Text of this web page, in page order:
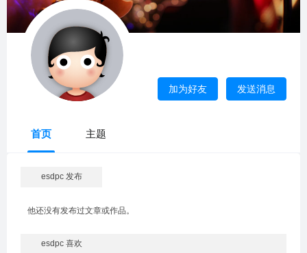
这里显示的是设置的“自我介绍”
上次活动2026-5-15 03:55
加为好友 发送消息
首页 主题
esdpc 发布
他还没有发布过文章或作品。
esdpc 喜欢